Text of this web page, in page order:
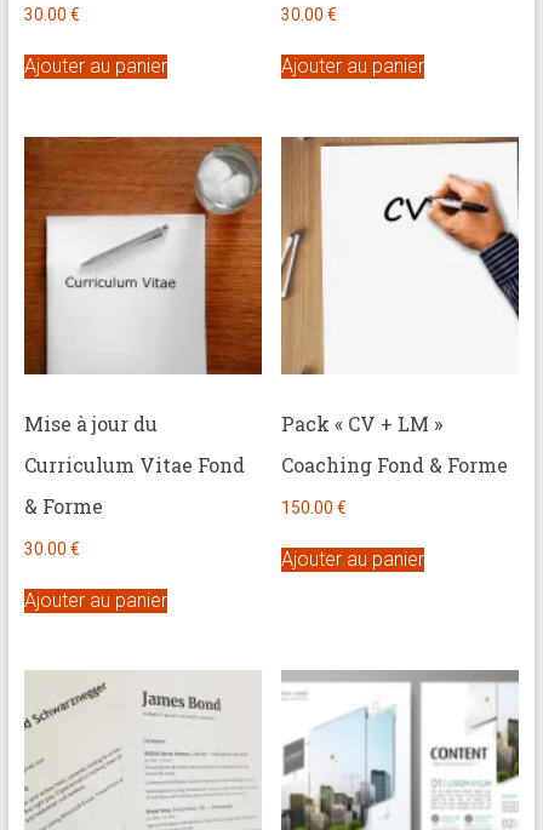
30.00 €
Ajouter au panier
30.00€
Ajouter au panier
Mise à jour du
Curriculum Vitae Fond
& Forme
30.00 €
Ajouter au panier
Pack « CV + LM »
Coaching Fond & Forme
150.00€
Ajouter au panier